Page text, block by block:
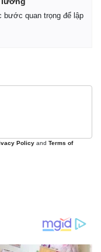
bước quan trọng để lập
Policy and Terms of